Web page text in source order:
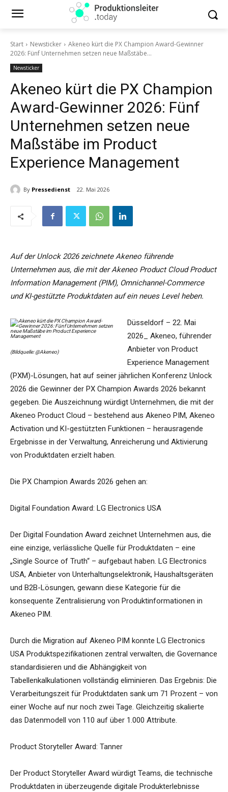
Start Newsticker
Akeneo kürt die PX Champion Award-Gewinner
2026: Fünf Unternehmen setzen neue Maßstäbe...
Newsticker
Akeneo kürt die PX Champion
Award-Gewinner 2026: Fünf
Unternehmen setzen neue
Maßstäbe im Product
Experience Management
By Pressedienst 22. Mai 2026
Auf der Unlock 2026 zeichnete Akeneo führende
Unternehmen aus, die mit der Akeneo Product Cloud Product
Information Management (PIM), Omnichannel-Commerce
und KI-gestützte Produktdaten auf ein neues Level heben.
(Bildquelle: @Akeneo)
Düsseldorf – 22. Mai
2026_ Akeneo, führender
Anbieter von Product
Experience Management
(PXM)-Lösungen, hat auf seiner jährlichen Konferenz Unlock
2026 die Gewinner der PX Champion Awards 2026 bekannt
gegeben. Die Auszeichnung würdigt Unternehmen, die mit der
Akeneo Product Cloud – bestehend aus Akeneo PIM, Akeneo
Activation und KI-gestützten Funktionen – herausragende
Ergebnisse in der Verwaltung, Anreicherung und Aktivierung
von Produktdaten erzielt haben.
Die PX Champion Awards 2026 gehen an:
Digital Foundation Award: LG Electronics USA
Der Digital Foundation Award zeichnet Unternehmen aus, die
eine einzige, verlässliche Quelle für Produktdaten – eine
„Single Source of Truth“ – aufgebaut haben. LG Electronics
USA, Anbieter von Unterhaltungselektronik, Haushaltsgeräten
und B2B-Lösungen, gewann diese Kategorie für die
konsequente Zentralisierung von Produktinformationen in
Akeneo PIM.
Durch die Migration auf Akeneo PIM konnte LG Electronics
USA Produktspezifikationen zentral verwalten, die Governance
standardisieren und die Abhängigkeit von
Tabellenkalkulationen vollständig eliminieren. Das Ergebnis: Die
Verarbeitungszeit für Produktdaten sank um 71 Prozent – von
einer Woche auf nur noch zwei Tage. Gleichzeitig skalierte
das Datenmodell von 110 auf über 1.000 Attribute.
Product Storyteller Award: Tanner
Der Product Storyteller Award würdigt Teams, die technische
Produktdaten in überzeugende digitale Produkterlebnisse